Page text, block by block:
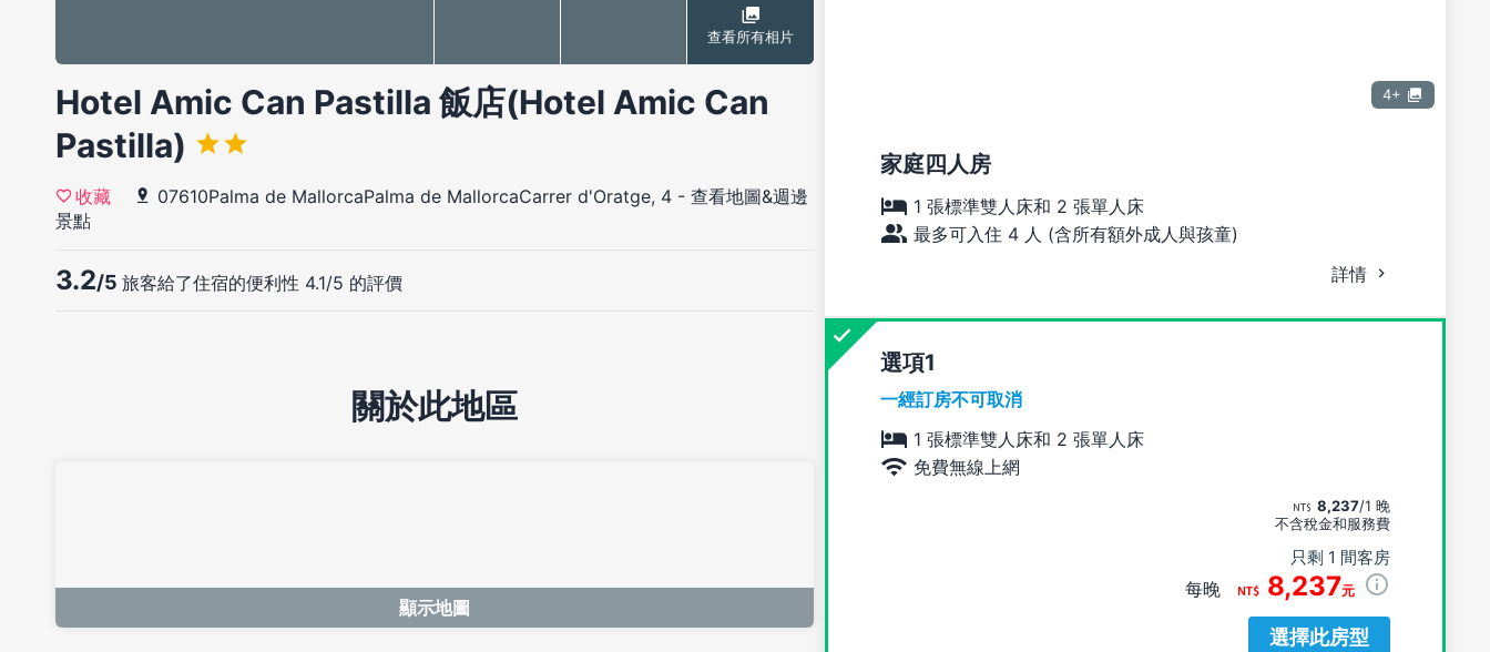
查看所有相片
Hotel Amic Can Pastilla 飯店(Hotel Amic Can
Pastilla)
收藏 07610Palma de MallorcaPalma de MallorcaCarrer d'Oratge, 4 - 查看地圖&週邊
景點
3.2/5 旅客給了住宿的便利性 4.1/5 的評價
4+
家庭四人房
1 張標準雙人床和 2 張單人床
最多可入住 4 人 (含所有額外成人與孩童)
詳情
選項
一經訂房不可取消
1 張標準雙人床和 2 張單人床
免費無線上網
8,237/1 晚
不含稅金和服務費
只剩 1 間客房
每晚 8,237元
選擇此房型
關於此地區
顯示地圖